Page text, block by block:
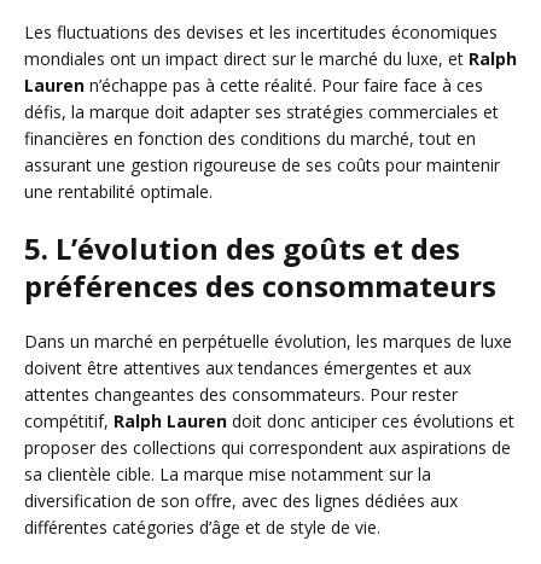
Les fluctuations des devises et les incertitudes économiques
mondiales ont un impact direct sur le marché du luxe, et Ralph
Lauren n’échappe pas à cette réalité. Pour faire face à ces
défis, la marque doit adapter ses stratégies commerciales et
financières en fonction des conditions du marché, tout en
assurant une gestion rigoureuse de ses coûts pour maintenir
une rentabilité optimale.
5. L’évolution des goûts et des
préférences des consommateurs
Dans un marché en perpétuelle évolution, les marques de luxe
doivent être attentives aux tendances émergentes et aux
attentes changeantes des consommateurs. Pour rester
compétitif, Ralph Lauren doit donc anticiper ces évolutions et
proposer des collections qui correspondent aux aspirations de
sa clientèle cible. La marque mise notamment sur la
diversification de son offre, avec des lignes dédiées aux
différentes catégories d’âge et de style de vie.